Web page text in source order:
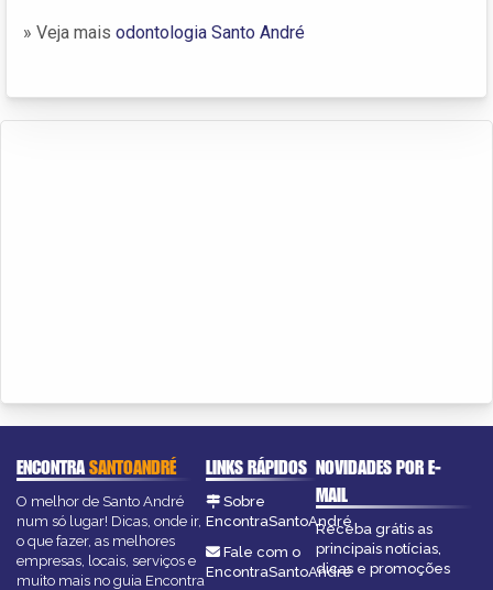
» Veja mais odontologia Santo André
ENCONTRASANTOANDRÉ
O melhor de Santo André
num só lugar! Dicas, onde ir,
o que fazer, as melhores
empresas, locais, serviços e
muito mais no guia Encontra
LINKS RÁPIDOS
Sobre
EncontraSantoAndré
Fale com o
EncontraSantoAndré
NOVIDADES POR E-
MAIL
Receba grátis as
principais notícias,
dicas e promoções